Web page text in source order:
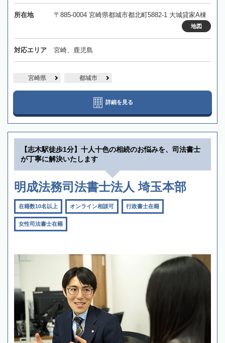
所在地 〒885-0004 宮崎県都城市都北町5882-1 大城貸家A棟
地図
対応エリア 宮崎、鹿児島
宮崎県 都城市
詳細を見る
【志木駅徒歩1分】十人十色の相続のお悩みを、司法書士
が丁寧に解決いたします
明成法務司法書士法人 埼玉本部
在籍数10名以上 オンライン相談可 行政書士在籍
女性司法書士在籍